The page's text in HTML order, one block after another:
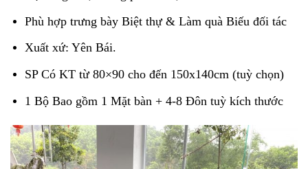
Phù hợp trưng bày Biệt thự & Làm quà Biếu đối tác
Xuất xứ: Yên Bái.
SP Có KT từ 80×90 cho đến 150x140cm (tuỳ chọn)
1 Bộ Bao gồm 1 Mặt bàn + 4-8 Đôn tuỳ kích thước